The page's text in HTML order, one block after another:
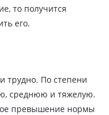
то получится
его.
трудно. По степени
среднюю и тяжелую.
превышение нормы